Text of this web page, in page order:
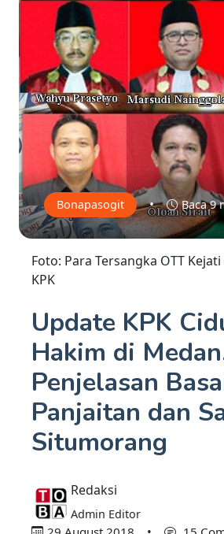
Bonapasogit • Baca 9
Foto: Para Tersangka OTT
KPK
Update KPK
Hakim di
Penjelasan
Panjaitan dan
Situmorang
Redaksi
Admin Editor